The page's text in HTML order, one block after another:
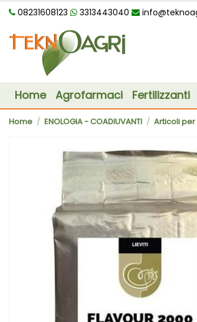
08231608123 3313443040
Home Agrofarmaci Fertilizzanti
Home ENOLOGIA - COADIUVANTI Articoli